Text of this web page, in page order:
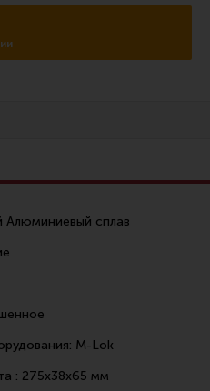
стреляет
Алюминиевый сплав
M-Lok
: 275х38х65 мм